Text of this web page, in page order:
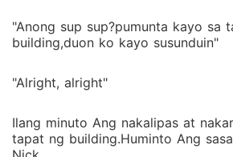
"Anong sup sup?pumunta kayo sa
building,duon ko kayo susunduin"
"Alright, alright"
Ilang minuto Ang nakalipas at
tapat ng building.Huminto Ang